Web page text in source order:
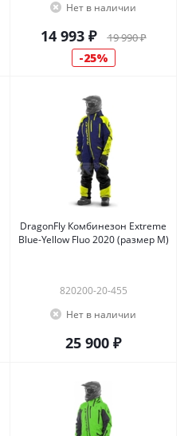
Нет в наличии
14 993 ₽ 19 990 ₽
25%
DragonFly Комбинезон Extreme
Blue-Yellow Fluo 2020 (размер M)
820200-20-455
Нет в наличии
25 900 ₽